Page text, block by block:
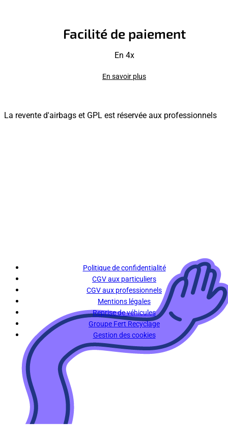
Facilité de paiement
En 4x
En savoir plus
La revente d'airbags et GPL est réservée aux professionnels
Politique de confidentialité
CGV aux particuliers
CGV aux professionnels
Mentions légales
Reprise de véhicules
Groupe Fert Recyclage
Gestion des cookies